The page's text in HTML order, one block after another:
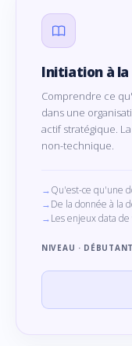
Initiation à la
Comprendre ce
dans une
actif stratégique.
non-technique.
Qu'est-ce qu'une
De la donnée à la
Les enjeux data
NIVEAU · DÉBUTANT